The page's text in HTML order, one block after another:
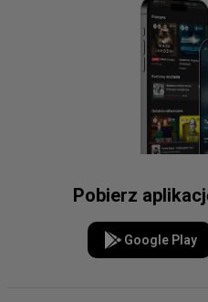
Pobierz
Google Play